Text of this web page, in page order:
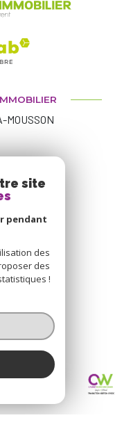
Immobilier
MOUSSON
site
pendant
des
des
!